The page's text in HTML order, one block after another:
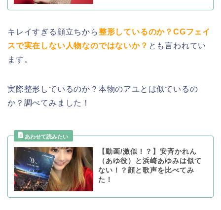
キレイすぎる顔立ちから整形しているのか？CGフェイ
スで実在しない人物なのではないか？ とも言われてい
ます。
実際整形しているのか？本物のアユとは似ているの
か？調べてみました！
【動画/激似！？】安斉かれん
（あゆ役）と浜崎あゆみは似て
ない！？顔と歌声を比べてみ
た！